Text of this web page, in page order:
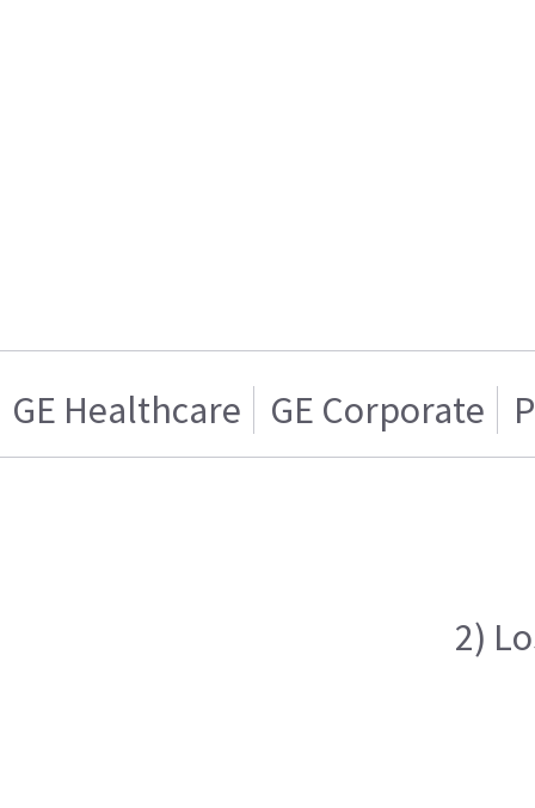
GE Healthcare GE Corporate
2)